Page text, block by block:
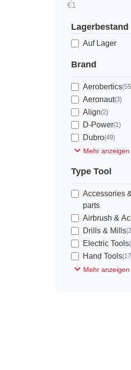
€1
Lagerbestand
Auf Lager
Brand
Aerobertics
Aeronaut(3)
Align(2)
D-Power(1)
Dubro(49)
expand_more Mehr anzeigen
Type Tool
Accessories
parts
Airbrush &
Drills & Mills
Electric Tools
Hand Tools
expand_more Mehr anzeigen